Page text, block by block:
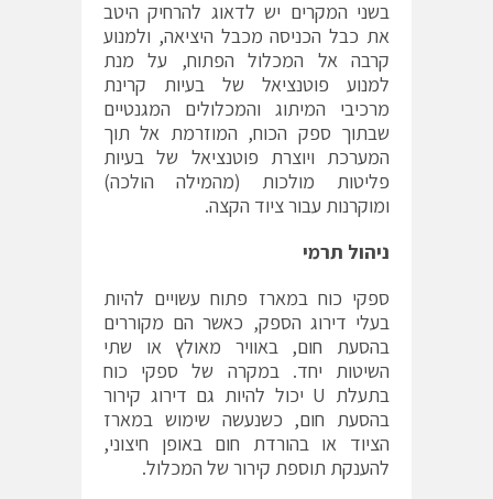
בשני המקרים יש לדאוג להרחיק היטב
את כבל הכניסה מכבל היציאה, ולמנוע
קרבה אל המכלול הפתוח, על מנת
למנוע פוטנציאל של בעיות קרינת
מרכיבי המיתוג והמכלולים המגנטיים
שבתוך ספק הכוח, המוזרמת אל תוך
המערכת ויוצרת פוטנציאל של בעיות
פליטות מולכות (מהמילה הולכה)
ומוקרנות עבור ציוד הקצה.
ניהול תרמי
ספקי כוח במארז פתוח עשויים להיות
בעלי דירוג הספק, כאשר הם מקוררים
בהסעת חום, באוויר מאולץ או שתי
השיטות יחד. במקרה של ספקי כוח
בתעלת U יכול להיות גם דירוג קירור
בהסעת חום, כשנעשה שימוש במארז
הציוד או בהורדת חום באופן חיצוני,
להענקת תוספת קירור של המכלול.